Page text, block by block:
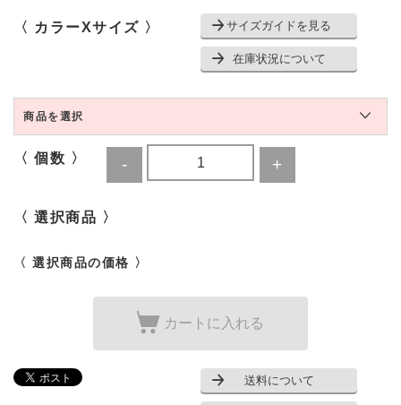
〈 カラーXサイズ 〉 サイズガイドを見る
在庫状況について
商品を選択
〈 個数 〉
〈 選択商品 〉
〈 選択商品の価格 〉
カートに入れる
送料について